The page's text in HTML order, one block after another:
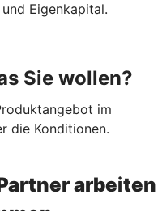
Eigenkapital.
Sie wollen?
im
die Konditionen.
arbeiten